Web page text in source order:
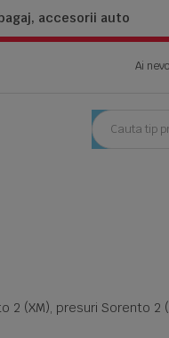
accesorii auto
Ai
(XM), presuri Sorento 2